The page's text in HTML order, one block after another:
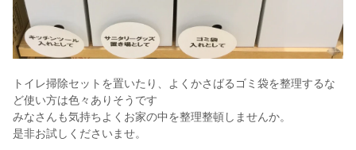
トイレ掃除セットを置いたり、よくかさばるゴミ袋を整理するな
ど使い方は色々ありそうです
みなさんも気持ちよくお家の中を整理整頓しませんか。
是非お試しくださいませ。